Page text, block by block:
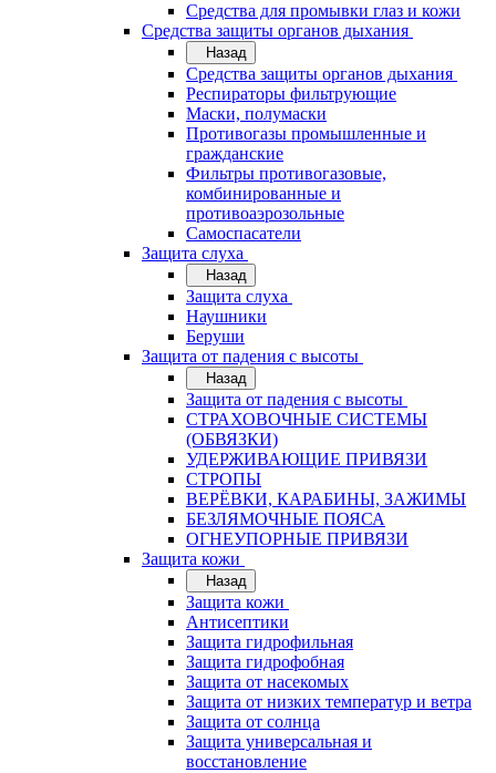
Средства для промывки глаз и кожи
Средства защиты органов дыхания
Назад
Средства защиты органов дыхания
Респираторы фильтрующие
Маски, полумаски
Противогазы промышленные и
гражданские
Фильтры противогазовые,
комбинированные и
противоаэрозольные
Самоспасатели
Защита слуха
Назад
Защита слуха
Наушники
Беруши
Защита от падения с высоты
Назад
Защита от падения с высоты
СТРАХОВОЧНЫЕ СИСТЕМЫ
(ОБВЯЗКИ)
УДЕРЖИВАЮЩИЕ ПРИВЯЗИ
СТРОПЫ
ВЕРЁВКИ, КАРАБИНЫ, ЗАЖИМЫ
БЕЗЛЯМОЧНЫЕ ПОЯСА
ОГНЕУПОРНЫЕ ПРИВЯЗИ
Защита кожи
Назад
Защита кожи
Антисептики
Защита гидрофильная
Защита гидрофобная
Защита от насекомых
Защита от низких температур и ветра
Защита от солнца
Защита универсальная и
восстановление